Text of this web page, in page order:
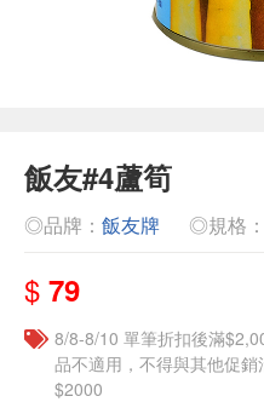
飯友#4蘆筍
◎品牌： 飯友牌 ◎規格
$ 79
8/8-8/10 單筆折扣後滿
品不適用，不得與其他促
$2000